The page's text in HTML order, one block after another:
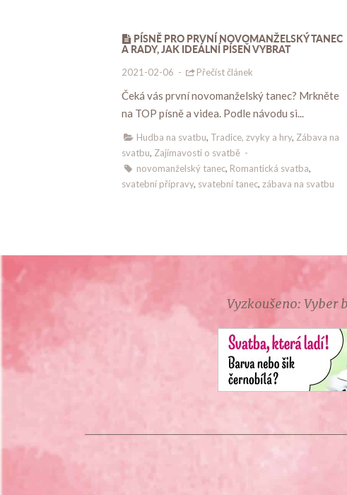
PÍSNĚ PRO PRVNÍ NOVOMANŽELSKÝ TANEC
A RADY, JAK IDEÁLNÍ PÍSEŇ VYBRAT
2021-02-06 - Přečíst článek
Čeká vás první novomanželský tanec? Mrkněte
na TOP písně a videa. Podle návodu si...
Hudba na svatbu, Tradice, zvyky a hry, Zábava na
svatbu, Zajímavosti o svatbě -
novomanželský tanec, Romantická svatba,
svatební přípravy, svatební tanec, zábava na svatbu
Vyzkoušeno: